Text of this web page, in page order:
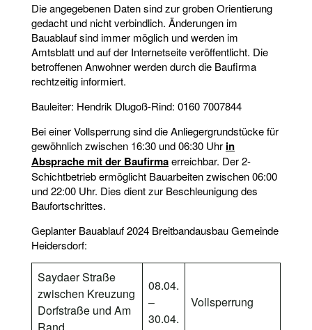
Die angegebenen Daten sind zur groben Orientierung
gedacht und nicht verbindlich. Änderungen im
Bauablauf sind immer möglich und werden im
Amtsblatt und auf der Internetseite veröffentlicht. Die
betroffenen Anwohner werden durch die Baufirma
rechtzeitig informiert.
Bauleiter: Hendrik Dlugoß-Rind: 0160 7007844
Bei einer Vollsperrung sind die Anliegergrundstücke für
gewöhnlich zwischen 16:30 und 06:30 Uhr in
Absprache mit der Baufirmaerreichbar. Der 2-
Schichtbetrieb ermöglicht Bauarbeiten zwischen 06:00
und 22:00 Uhr. Dies dient zur Beschleunigung des
Baufortschrittes.
Geplanter Bauablauf 2024 Breitbandausbau Gemeinde
Heidersdorf:
Saydaer Straße
zwischen Kreuzung
Dorfstraße und Am
08.04.
–
30.04.
Vollsperrung